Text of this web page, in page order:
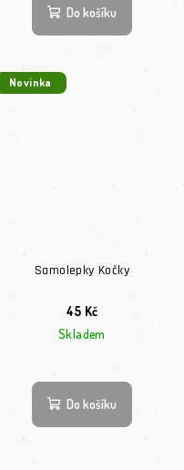
Do košíku
Novinka
Samolepky Kočky
45 Kč
Skladem
Do košíku